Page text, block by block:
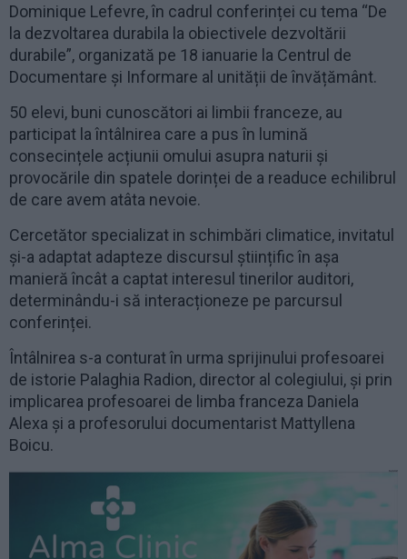
Dominique Lefevre, în cadrul conferinței cu tema “De
la dezvoltarea durabila la obiectivele dezvoltării
durabile”, organizată pe 18 ianuarie la Centrul de
Documentare și Informare al unității de învățământ.
50 elevi, buni cunoscători ai limbii franceze, au
participat la întâlnirea care a pus în lumină
consecințele acțiunii omului asupra naturii și
provocările din spatele dorinței de a readuce echilibrul
de care avem atâta nevoie.
Cercetător specializat in schimbări climatice, invitatul
și-a adaptat adapteze discursul științific în așa
manieră încât a captat interesul tinerilor auditori,
determinându-i să interacționeze pe parcursul
conferinței.
Întâlnirea s-a conturat în urma sprijinului profesoarei
de istorie Palaghia Radion, director al colegiului, și prin
implicarea profesoarei de limba franceza Daniela
Alexa și a profesorului documentarist Mattyllena
Boicu.